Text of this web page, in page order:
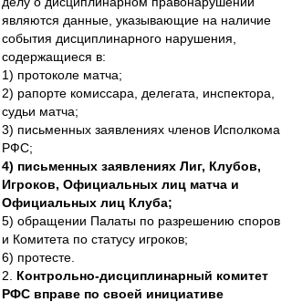
являются данные, указывающие на наличие
события дисциплинарного нарушения,
содержащиеся в:
1) протоколе матча;
2) рапорте комиссара, делегата, инспектора,
судьи матча;
3) письменных заявлениях членов Исполкома
РФС;
4) письменных заявлениях Лиг, Клубов,
Игроков, Официальных лиц матча и
Официальных лиц Клуба;
5) обращении Палаты по разрешению споров
и Комитета по статусу игроков;
6) протесте.
2.
Контрольно-дисциплинарный комитет
РФС вправе по своей инициативе